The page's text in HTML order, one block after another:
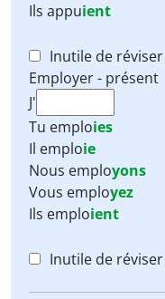
Ils appuient
Inutile de réviser
Employer - présent
J'
Tu emploies
Il emploie
Nous employons
Vous employez
Ils emploient
Inutile de réviser